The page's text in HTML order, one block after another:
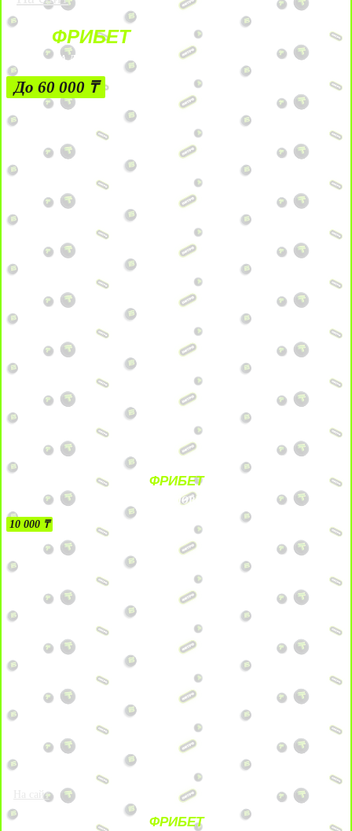
ФРИБЕТ
ЗА ДЕПОЗИТЫ
До 60 000 ₸
ФРИБЕТ
БЕЗ УСЛОВИЙ
10 000 ₸
На сайт
ФРИБЕТ